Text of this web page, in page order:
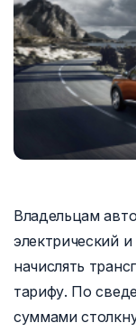
Владельцам
электрический
начислять
тарифу. По
суммами